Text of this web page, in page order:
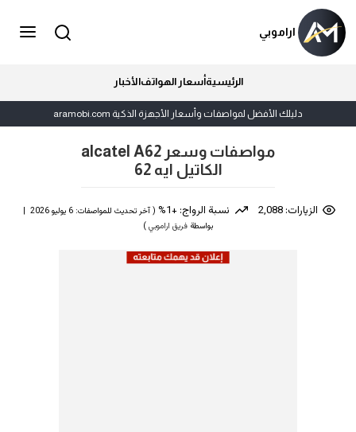
اراموبي
الرئيسيةأسعار الهواتفالأخبار
دليلك الأفضل لمواصفات وأسعار الأجهزة الذكية aramobi.com
مواصفات وسعر alcatel A62
الكاتيل ايه 62
الزيارات: 2,088 نسبة الرواج: +1%
( آخر تحديث للمواصفات: 6 يوليو 2026 |
بواسطة فريق اراموبي)